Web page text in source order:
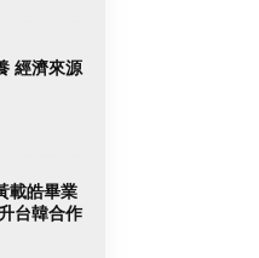
經濟來源
載皓畢業
台韓合作